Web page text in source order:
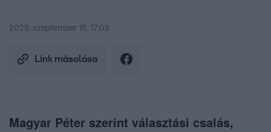
2025. szeptember 15. 17:03
Link másolása
Magyar Péter szerint választási csalás,